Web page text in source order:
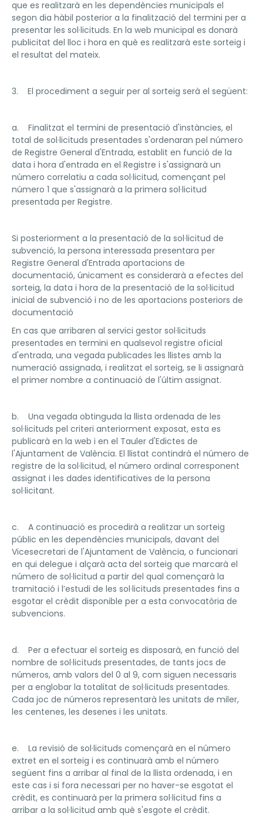
que es realitzarà en les dependències municipals el
segon dia hàbil posterior a la finalització del termini per a
presentar les sol·licituds. En la web municipal es donarà
publicitat del lloc i hora en què es realitzarà este sorteig i
el resultat del mateix.
3. El procediment a seguir per al sorteig serà el següent:
a. Finalitzat el termini de presentació d'instàncies, el
total de sol·licituds presentades s'ordenaran pel número
de Registre General d'Entrada, establit en funció de la
data i hora d'entrada en el Registre i s'assignarà un
número correlatiu a cada sol·licitud, començant pel
número 1 que s'assignarà a la primera sol·licitud
presentada per Registre.
Si posteriorment a la presentació de la sol·licitud de
subvenció, la persona interessada presentara per
Registre General d'Entrada aportacions de
documentació, únicament es considerarà a efectes del
sorteig, la data i hora de la presentació de la sol·licitud
inicial de subvenció i no de les aportacions posteriors de
documentació
En cas que arribaren al servici gestor sol·licituds
presentades en termini en qualsevol registre oficial
d'entrada, una vegada publicades les llistes amb la
numeració assignada, i realitzat el sorteig, se li assignarà
el primer nombre a continuació de l'últim assignat.
b. Una vegada obtinguda la llista ordenada de les
sol·licituds pel criteri anteriorment exposat, esta es
publicarà en la web i en el Tauler d'Edictes de
l'Ajuntament de València. El llistat contindrà el número de
registre de la sol·licitud, el número ordinal corresponent
assignat i les dades identificatives de la persona
sol·licitant.
c. A continuació es procedirà a realitzar un sorteig
públic en les dependències municipals, davant del
Vicesecretari de l'Ajuntament de València, o funcionari
en qui delegue i alçarà acta del sorteig que marcarà el
número de sol·licitud a partir del qual començarà la
tramitació i l’estudi de les sol·licituds presentades fins a
esgotar el crèdit disponible per a esta convocatòria de
subvencions.
d. Per a efectuar el sorteig es disposarà, en funció del
nombre de sol·licituds presentades, de tants jocs de
números, amb valors del 0 al 9, com siguen necessaris
per a englobar la totalitat de sol·licituds presentades.
Cada joc de números representarà les unitats de miler,
les centenes, les desenes i les unitats.
e. La revisió de sol·licituds començarà en el número
extret en el sorteig i es continuarà amb el número
següent fins a arribar al final de la llista ordenada, i en
este cas i si fora necessari per no haver-se esgotat el
crèdit, es continuarà per la primera sol·licitud fins a
arribar a la sol·licitud amb què s'esgote el crèdit.